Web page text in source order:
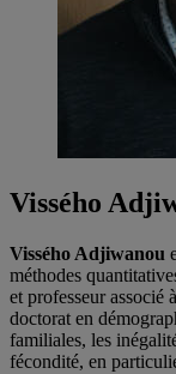
Vissého
Vissého Adjiwanou
méthodes
et professeur associé
doctorat en
familiales, les
fécondité, en